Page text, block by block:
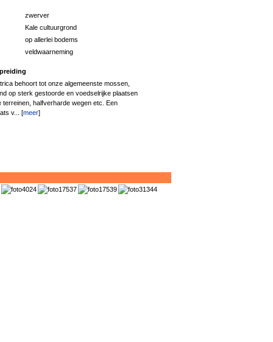
zwerver
Kale cultuurgrond
op allerlei bodems
veldwaarneming
behoort tot onze algemeenste mossen,
op sterk gestoorde en voedselrijke plaatsen
terreinen, halfverharde wegen etc. Een
v... [meer]